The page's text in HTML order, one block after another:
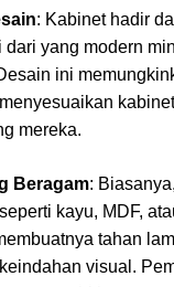
: Kabinet hadir
dari yang modern
ini
mereka.
Beragam:
kayu, MDF,
tahan
visual.